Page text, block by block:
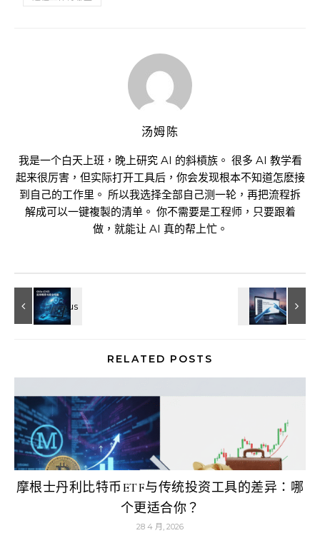
汤姆陈
我是一个白天上班，晚上研究 AI 的斜槓族。 很多 AI 教学看
起来很厉害，但实际打开工具后，你会发现根本不知道怎麽接
到自己的工作里。 所以我选择全部自己测一轮，再把流程拆
解成可以一键複製的清单。 你不需要是工程师，只要跟着
做，就能让 AI 真的帮上忙。
RELATED POSTS
摩根士丹利比特币ETF与传统投资工具的差异：哪
个更适合你？
28 4 月, 2026